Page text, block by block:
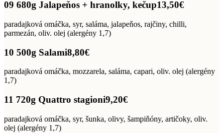
09 680g Jalapeňos + hranolky, kečup13,50€
paradajková omáčka, syr, saláma, jalapeňos, rajčiny, chilli,
parmezán, oliv. olej (alergény 1,7)
10 500g Salami8,80€
paradajková omáčka, mozzarela, saláma, capari, oliv. olej (alergény
1,7)
11 720g Quattro stagioni9,20€
paradajková omáčka, syr, šunka, olivy, šampiňóny, artičoky, oliv.
olej (alergény 1,7)